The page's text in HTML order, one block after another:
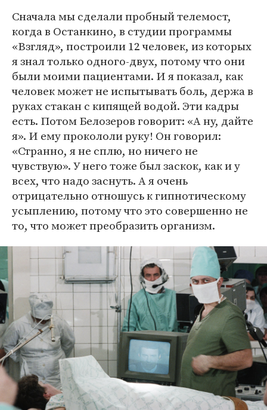
Сначала мы сделали пробный телемост,
когда в Останкино, в студии программы
«Взгляд», построили 12 человек, из которых
я знал только одного-двух, потому что они
были моими пациентами. И я показал, как
человек может не испытывать боль, держа в
руках стакан с кипящей водой. Эти кадры
есть. Потом Белозеров говорит: «А ну, дайте
я». И ему прокололи руку! Он говорил:
«Странно, я не сплю, но ничего не
чувствую». У него тоже был заскок, как и у
всех, что надо заснуть. А я очень
отрицательно отношусь к гипнотическому
усыплению, потому что это совершенно не
то, что может преобразить организм.